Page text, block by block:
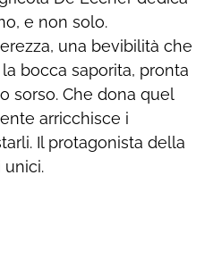
e non solo.
una bevibilità che
bocca saporita, pronta
sorso. Che dona quel
arricchisce i
Il protagonista della
unici.